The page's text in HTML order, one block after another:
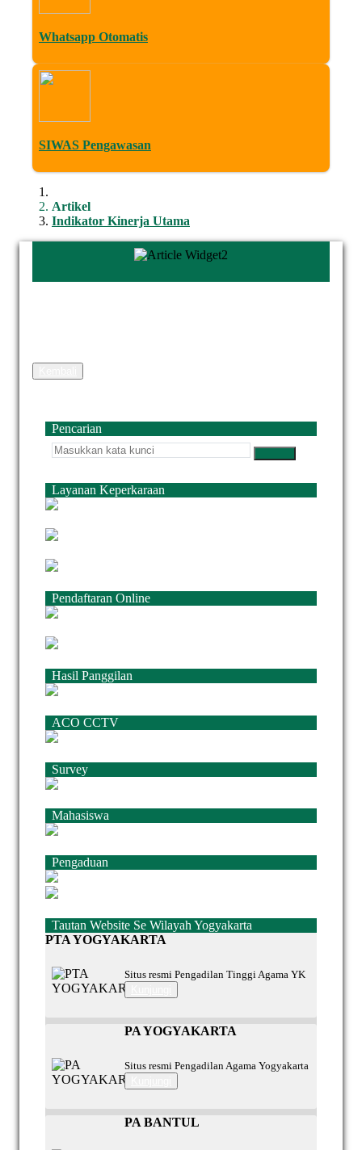
Whatsapp Otomatis
SIWAS Pengawasan
Artikel
Indikator Kinerja Utama
Pencarian
Layanan Keperkaraan
Pendaftaran Online
Hasil Panggilan
ACO CCTV
Survey
Mahasiswa
Pengaduan
Tautan Website Se Wilayah Yogyakarta
PTA YOGYAKARTA
Situs resmi Pengadilan Tinggi Agama YK
PA YOGYAKARTA
Situs resmi Pengadilan Agama Yogyakarta
PA BANTUL